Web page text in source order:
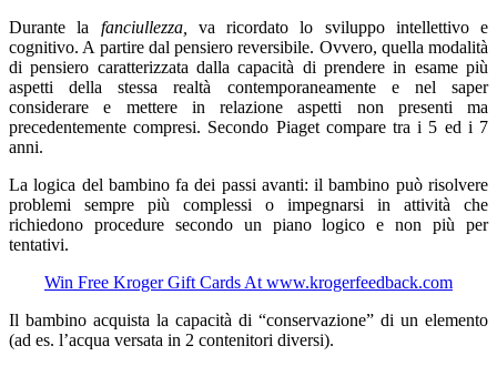
Durante la fanciullezza, va ricordato lo sviluppo intellettivo e
cognitivo. A partire dal pensiero reversibile. Ovvero, quella modalità
di pensiero caratterizzata dalla capacità di prendere in esame più
aspetti della stessa realtà contemporaneamente e nel saper
considerare e mettere in relazione aspetti non presenti ma
precedentemente compresi. Secondo Piaget compare tra i 5 ed i 7
anni.
La logica del bambino fa dei passi avanti: il bambino può risolvere
problemi sempre più complessi o impegnarsi in attività che
richiedono procedure secondo un piano logico e non più per
tentativi.
Win Free Kroger Gift Cards At www.krogerfeedback.com
Il bambino acquista la capacità di “conservazione” di un elemento
(ad es. l’acqua versata in 2 contenitori diversi).